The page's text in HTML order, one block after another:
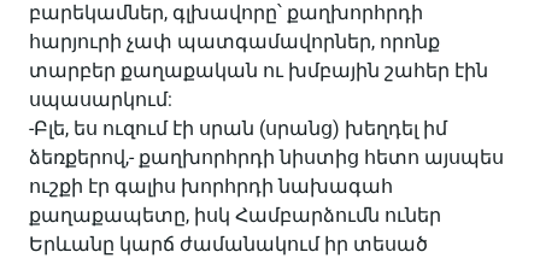
բարեկամներ, գլխավորը՝ քաղխորհրդի
հարյուրի չափ պատգամավորներ, որոնք
տարբեր քաղաքական ու խմբային շահեր էին
սպասարկում:
-Բլե, ես ուզում էի սրան (սրանց) խեղդել իմ
ձեռքերով,- քաղխորհրդի նիստից հետո այսպես
ուշքի էր գալիս խորհրդի նախագահ
քաղաքապետը, իսկ Համբարձումն ուներ
Երևանը կարճ ժամանակում իր տեսած